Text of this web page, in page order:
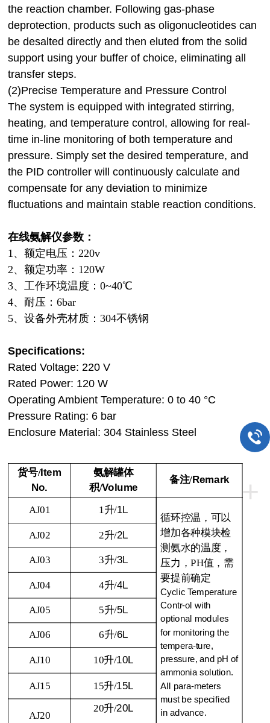
the reaction chamber. Following gas-phase
deprotection, products such as oligonucleotides can
be desalted directly and then eluted from the solid
support using your buffer of choice, eliminating all
transfer steps.
(2)Precise Temperature and Pressure Control
The system is equipped with integrated stirring,
heating, and temperature control, allowing for real-
time in-line monitoring of both temperature and
pressure. Simply set the desired temperature, and
the PID controller will continuously calculate and
compensate for any deviation to minimize
fluctuations and maintain stable reaction conditions.
在线氨解仪参数：
1、额定电压：220v
2、额定功率：120W
3、工作环境温度：0~40℃
4、耐压：6bar
5、设备外壳材质：304不锈钢
Specifications:
Rated Voltage: 220 V
Rated Power: 120 W
Operating Ambient Temperature: 0 to 40 °C
Pressure Rating: 6 bar
Enclosure Material: 304 Stainless Steel
+
货号/Item
No.
氨解罐体
积/Volume
备注/Remark
AJ01 1升/1L
循环控温，可以
增加各种模块检
测氨水的温度，
压力，PH值，需
要提前确定
Cyclic Temperature
Contr-ol with
optional modules
for monitoring the
tempera-ture,
pressure, and pH of
ammonia solution.
All para-meters
must be specified
in advance.
AJ02 2升/2L
AJ03 3升/3L
AJ04 4升/4L
AJ05 5升/5L
AJ06 6升/6L
AJ10 10升/10L
AJ15 15升/15L
AJ20
20升/20L